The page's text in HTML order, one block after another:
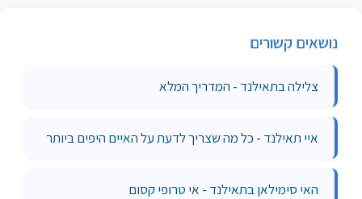
נושאים קשורים
צלילה בתאילנד - המדריך המלא
איי תאילנד - כל מה שצריך לדעת על האיים היפים ביותר
האי סימילאן בתאילנד - אי טרופי קסום